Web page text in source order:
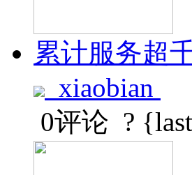
累计服务超
xiaobian
0评论 ?